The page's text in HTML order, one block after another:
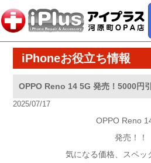
iPhoneお役立ち情報
OPPO Reno 14 5G 発売！5000円
2025/07/17
OPPO Reno
発売！！
気になる価格、スペッ